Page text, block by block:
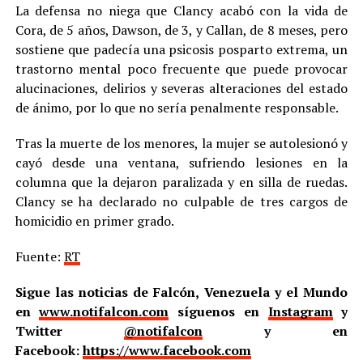
La defensa no niega que Clancy acabó con la vida de
Cora, de 5 años, Dawson, de 3, y Callan, de 8 meses, pero
sostiene que padecía una psicosis posparto extrema, un
trastorno mental poco frecuente que puede provocar
alucinaciones, delirios y severas alteraciones del estado
de ánimo, por lo que no sería penalmente responsable.
Tras la muerte de los menores, la mujer se autolesionó y
cayó desde una ventana, sufriendo lesiones en la
columna que la dejaron paralizada y en silla de ruedas.
Clancy se ha declarado no culpable de tres cargos de
homicidio en primer grado.
Fuente: RT
Sigue las noticias de Falcón, Venezuela y el Mundo
enwww.notifalcon.com síguenos en Instagramy
Twitter @notifalcony en
Facebook:https://www.facebook.com